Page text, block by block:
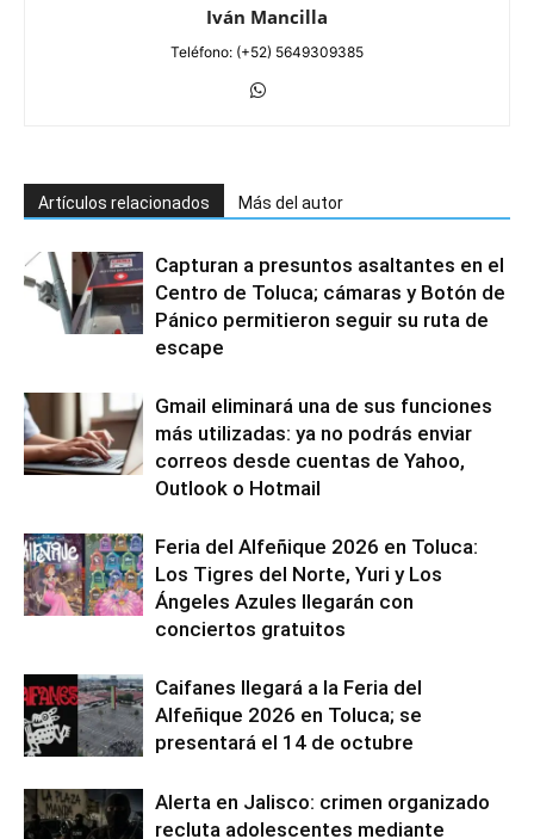
Iván Mancilla
Teléfono: (+52) 5649309385
Artículos relacionados Más del autor
Capturan a presuntos asaltantes en el
Centro de Toluca; cámaras y Botón de
Pánico permitieron seguir su ruta de
escape
Gmail eliminará una de sus funciones
más utilizadas: ya no podrás enviar
correos desde cuentas de Yahoo,
Outlook o Hotmail
Feria del Alfeñique 2026 en Toluca:
Los Tigres del Norte, Yuri y Los
Ángeles Azules llegarán con
conciertos gratuitos
Caifanes llegará a la Feria del
Alfeñique 2026 en Toluca; se
presentará el 14 de octubre
Alerta en Jalisco: crimen organizado
recluta adolescentes mediante